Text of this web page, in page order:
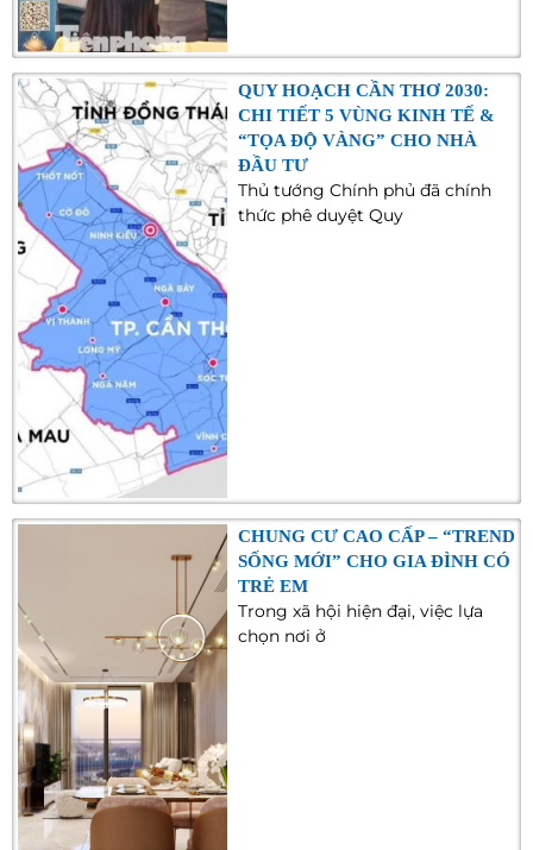
QUY HOẠCH CẦN THƠ 2030:
CHI TIẾT 5 VÙNG KINH TẾ &
“TỌA ĐỘ VÀNG” CHO NHÀ
ĐẦU TƯ
Thủ tướng Chính phủ đã chính
thức phê duyệt Quy
CHUNG CƯ CAO CẤP – “TREND
SỐNG MỚI” CHO GIA ĐÌNH CÓ
TRẺ EM
Trong xã hội hiện đại, việc lựa
chọn nơi ở